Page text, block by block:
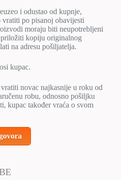
i odustao od kupnje,
po pisanoj obavijesti
moraju biti neupotrebljeni
priložiti kopiju originalnog
na adresu pošiljatelja.
kupac.
novac najkasnije u roku od
robu, odnosno pošiljku
kupac također vraća o svom